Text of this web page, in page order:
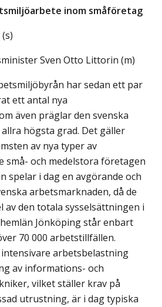
inom småföretag
Sven Otto Littorin (m)
har sedan ett par
ett antal nya
även präglar den svenska
högsta grad. Det gäller
av nya typer av
små- och medelstora företagen
spelar i dag en avgörande och
arbetsmarknaden, då de
av den totala sysselsättningen i
Jönköping står enbart
70 000 arbetstillfällen.
arbetsbelastning
av informations- och
vilket ställer krav på
utrustning, är i dag typiska